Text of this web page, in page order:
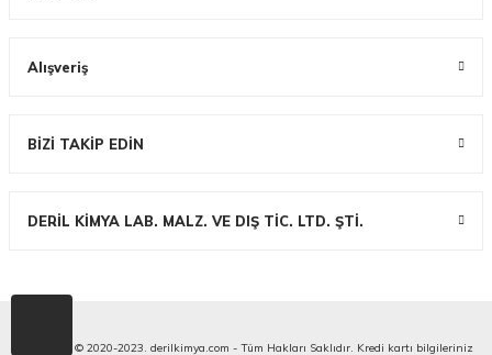
Alışveriş
BİZİ TAKİP EDİN
DERİL KİMYA LAB. MALZ. VE DIŞ TİC. LTD. ŞTİ.
Copyright © 2020-2023. derilkimya.com - Tüm Hakları Saklıdır. Kredi kartı bilgileriniz